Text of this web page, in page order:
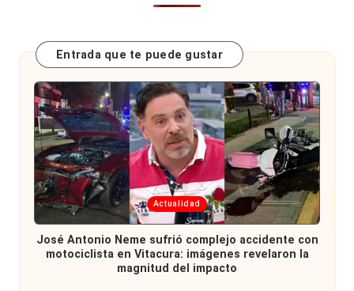
Entrada que te puede gustar
Publicada
en
Actualidad
José Antonio Neme sufrió complejo accidente con
motociclista en Vitacura: imágenes revelaron la
magnitud del impacto